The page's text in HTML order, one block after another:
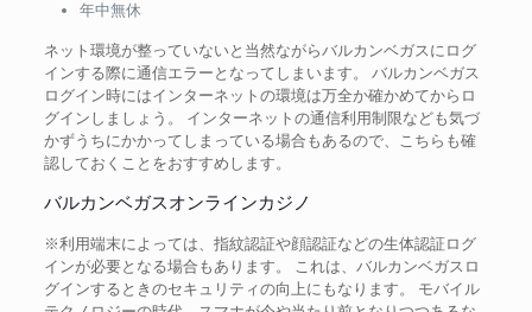
年中無休
ネット環境が整っていないと当然ながらバルカンベガスにログ
インする際に通信エラーとなってしまいます。 バルカンベガス
ログイン時にはインターネットの環境は万全か確かめてからロ
グインしましょう。 インターネットの通信利用制限なども気づ
かずうちにかかってしまっている場合もあるので、こちらも確
認しておくことをおすすめします。
バルカンベガスオンラインカジノ
※利用端末によっては、指紋認証や顔認証などの生体認証ログ
インが必要となる場合もあります。 これは、バルカンベガスロ
グインするときのセキュリティの向上にもなります。 モバイル